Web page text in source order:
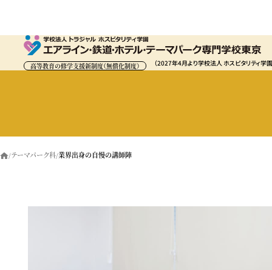
高等教育の修学支援新制度（無償化制度） （2027年4月より学校法人 ホスピタリティ学
テーマパーク科 業界出身の自慢の講師陣